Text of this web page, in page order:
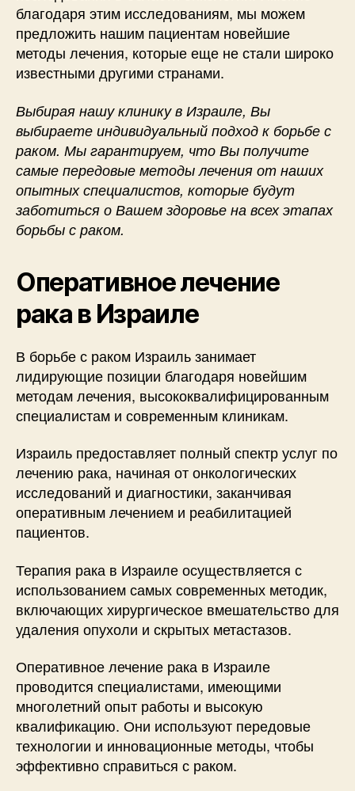
благодаря этим исследованиям, мы можем
предложить нашим пациентам новейшие
методы лечения, которые еще не стали широко
известными другими странами.
Выбирая нашу клинику в Израиле, Вы
выбираете индивидуальный подход к борьбе с
раком. Мы гарантируем, что Вы получите
самые передовые методы лечения от наших
опытных специалистов, которые будут
заботиться о Вашем здоровье на всех этапах
борьбы с раком.
Оперативное лечение
рака в Израиле
В борьбе с раком Израиль занимает
лидирующие позиции благодаря новейшим
методам лечения, высококвалифицированным
специалистам и современным клиникам.
Израиль предоставляет полный спектр услуг по
лечению рака, начиная от онкологических
исследований и диагностики, заканчивая
оперативным лечением и реабилитацией
пациентов.
Терапия рака в Израиле осуществляется с
использованием самых современных методик,
включающих хирургическое вмешательство для
удаления опухоли и скрытых метастазов.
Оперативное лечение рака в Израиле
проводится специалистами, имеющими
многолетний опыт работы и высокую
квалификацию. Они используют передовые
технологии и инновационные методы, чтобы
эффективно справиться с раком.